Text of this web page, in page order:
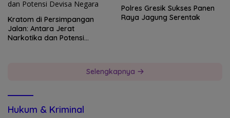
Kratom di Persimpangan
Jalan: Antara Jerat
Narkotika dan Potensi
Polres Gresik Sukses Panen
Raya Jagung Serentak
Selengkapnya
Hukum & Kriminal